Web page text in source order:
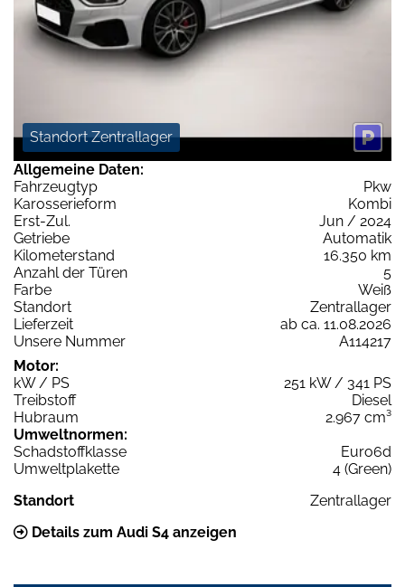
Standort Zentrallager
Allgemeine Daten:
Fahrzeugtyp
Pkw
Karosserieform
Kombi
Erst-Zul.
Jun / 2024
Getriebe
Automatik
Kilometerstand
16.350 km
Anzahl der Türen
5
Farbe
Weiß
Standort
Zentrallager
Lieferzeit
ab ca. 11.08.2026
Unsere Nummer
A114217
Motor:
kW / PS
251 kW / 341 PS
Treibstoff
Diesel
Hubraum
2.967 cm³
Umweltnormen:
Schadstoffklasse
Euro6d
Umweltplakette
4 (Green)
Standort
Zentrallager
Details zum Audi S4 anzeigen